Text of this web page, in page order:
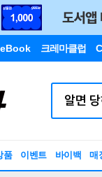
eBook 크레마클럽
품 이벤트 바이백 매